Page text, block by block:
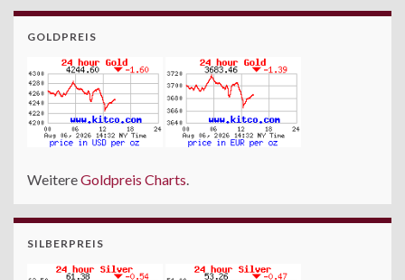
GOLDPREIS
WeitereGoldpreis Charts
SILBERPREIS